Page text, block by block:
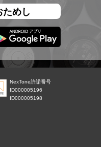
ためし
NexTone許諾番号
ID000005196
ID000005198